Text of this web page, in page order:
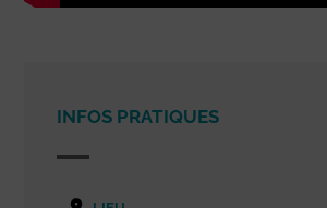
INFOS PRATIQUES